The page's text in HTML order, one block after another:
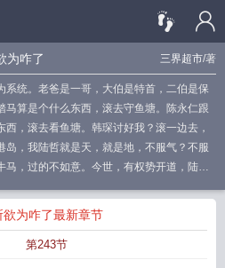
三界超市/著
为咋了
系统。老爸是一哥，大伯是特首，二伯是保
算是个什么东西，滚去守鱼塘。陈永仁跟
，滚去看鱼塘。韩琛讨好我？滚一边去，
，我陆哲就是天，就是地，不服气？不服
，过的不如意。今世，有权势开道，陆哲
片权势开道 权势当道
为咋了最新章节
第243节